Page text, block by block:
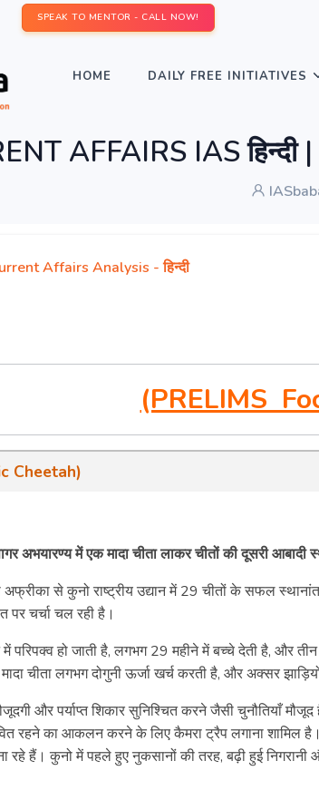
SPEAK TO MENTOR - CALL NOW!
HOME DAILY FREE INITIATIVES
AFFAIRS IAS हिन्दी
Affairs Analysis - हिन्दी
(PRELIMS
Cheetah)
अभयारण्य में एक मादा चीता लाकर चीतों की दूसरी आबादी
से कुनो राष्ट्रीय उद्यान में 29 चीतों के सफल
चर्चा चल रही है।
परिपक्व हो जाती है, लगभग 29 महीने में बच्चे देती है, और
चीता लगभग दोगुनी ऊर्जा खर्च करती है, और अक्सर
और पर्याप्त शिकार सुनिश्चित करने जैसी चुनौतियाँ
रहने का आकलन करने के लिए कैमरा ट्रैप लगाना शामिल
रहे हैं। कुनो में पहले हुए नुकसानों की तरह, बढ़ी हुई